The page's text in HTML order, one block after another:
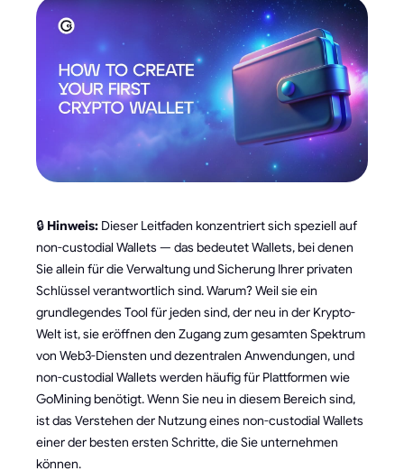
🔒 Hinweis: Dieser Leitfaden konzentriert sich speziell auf
non-custodial Wallets — das bedeutet Wallets, bei denen
Sie allein für die Verwaltung und Sicherung Ihrer privaten
Schlüssel verantwortlich sind. Warum? Weil sie ein
grundlegendes Tool für jeden sind, der neu in der Krypto-
Welt ist, sie eröffnen den Zugang zum gesamten Spektrum
von Web3-Diensten und dezentralen Anwendungen, und
non-custodial Wallets werden häufig für Plattformen wie
GoMining benötigt. Wenn Sie neu in diesem Bereich sind,
ist das Verstehen der Nutzung eines non-custodial Wallets
einer der besten ersten Schritte, die Sie unternehmen
können.